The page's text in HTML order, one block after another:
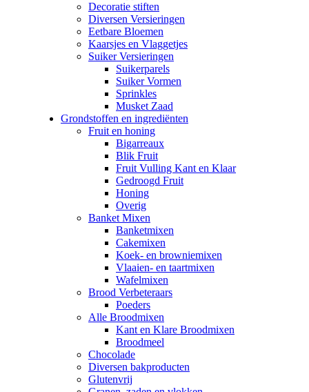
Decoratie stiften
Diversen Versieringen
Eetbare Bloemen
Kaarsjes en Vlaggetjes
Suiker Versieringen
Suikerparels
Suiker Vormen
Sprinkles
Musket Zaad
Grondstoffen en ingrediënten
Fruit en honing
Bigarreaux
Blik Fruit
Fruit Vulling Kant en Klaar
Gedroogd Fruit
Honing
Overig
Banket Mixen
Banketmixen
Cakemixen
Koek- en browniemixen
Vlaaien- en taartmixen
Wafelmixen
Brood Verbeteraars
Poeders
Alle Broodmixen
Kant en Klare Broodmixen
Broodmeel
Chocolade
Diversen bakproducten
Glutenvrij